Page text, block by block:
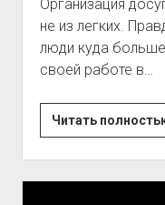
Организация
не из легких.
люди куда
своей работе в…
Читать